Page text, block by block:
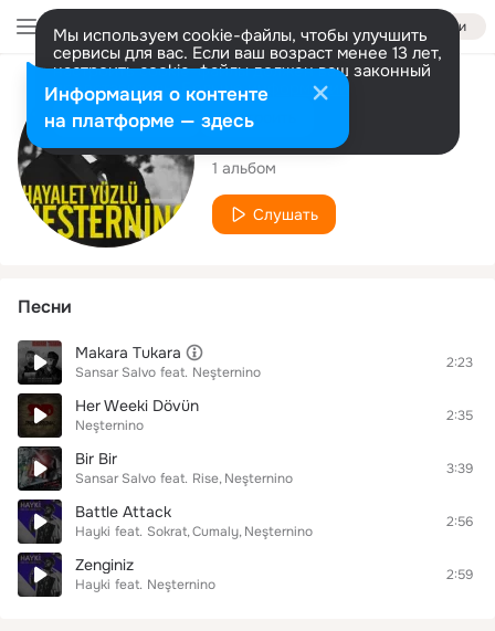
Войти
Мы используем cookie-файлы, чтобы улучшить
сервисы для вас. Если ваш возраст менее 13 лет,
настроить cookie-файлы должен ваш законный
представитель. Больше информации
Разрешить все Настроить
Исполнитель
Neşternino
1 альбом
Слушать
Песни
Makara Tukara
Sansar Salvo feat. Neşternino
2:23
Her Weeki Dövün
Neşternino
2:35
Bir Bir
Sansar Salvo feat. Rise Neşternino
3:39
Battle Attack
Hayki feat. Sokrat Cumaly Neşternino
2:56
Zenginiz
Hayki feat. Neşternino
2:59
Информация о контенте
на платформе — здесь